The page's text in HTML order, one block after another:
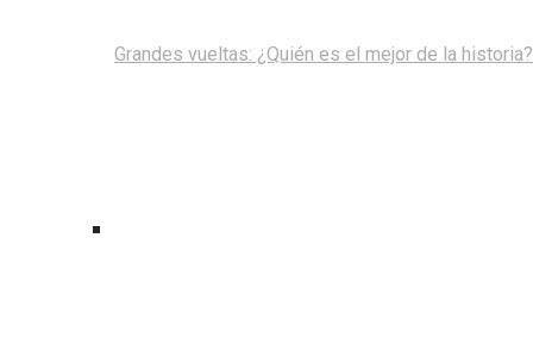
Grandes vueltas: ¿Quién es el mejor de la historia?